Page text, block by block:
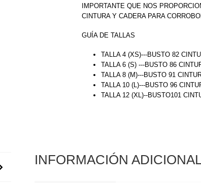
IMPORTANTE QUE NOS
CINTURA Y CADERA PARA
GUÍA DE TALLAS
TALLA 4 (XS)---BUSTO 82
TALLA 6 (S) ---BUSTO 86
TALLA 8 (M)---BUSTO 91
TALLA 10 (L)---BUSTO 96
TALLA 12 (XL)--BUSTO101
INFORMACIÓN